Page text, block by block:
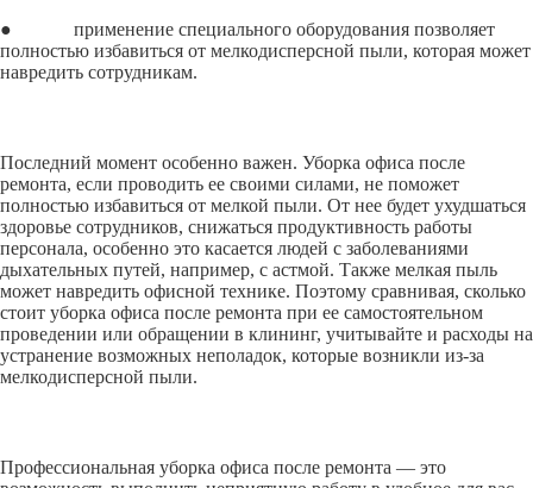
● применение специального оборудования позволяет
полностью избавиться от мелкодисперсной пыли, которая может
навредить сотрудникам.
Последний момент особенно важен. Уборка офиса после
ремонта, если проводить ее своими силами, не поможет
полностью избавиться от мелкой пыли. От нее будет ухудшаться
здоровье сотрудников, снижаться продуктивность работы
персонала, особенно это касается людей с заболеваниями
дыхательных путей, например, с астмой. Также мелкая пыль
может навредить офисной технике. Поэтому сравнивая, сколько
стоит уборка офиса после ремонта при ее самостоятельном
проведении или обращении в клининг, учитывайте и расходы на
устранение возможных неполадок, которые возникли из-за
мелкодисперсной пыли.
Профессиональная уборка офиса после ремонта — это